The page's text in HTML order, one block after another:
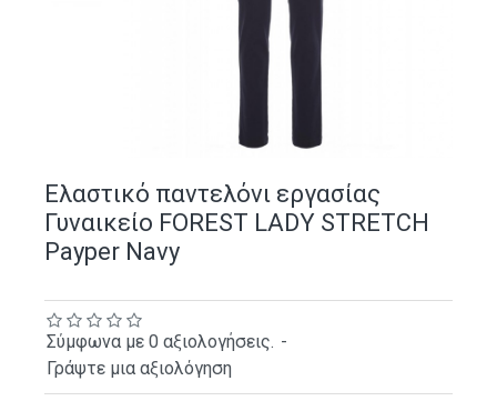
Ελαστικό παντελόνι εργασίας
Γυναικείο FOREST LADY STRETCH
Payper Navy
Σύμφωνα με 0 αξιολογήσεις. -
Γράψτε μια αξιολόγηση